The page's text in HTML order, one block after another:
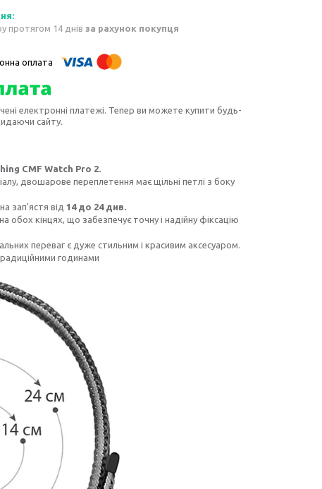
протягом 14 днів за рахунок покупця
електронні платежі. Тепер ви можете купити будь-
сайту.
CMF Watch Pro 2.
двошарове переплетення має щільні петлі з боку
зап'ястя від 14 до 24 див.
кінцях, що забезпечує точну і надійну фіксацію
переваг є дуже стильним і красивим аксесуаром.
годинами